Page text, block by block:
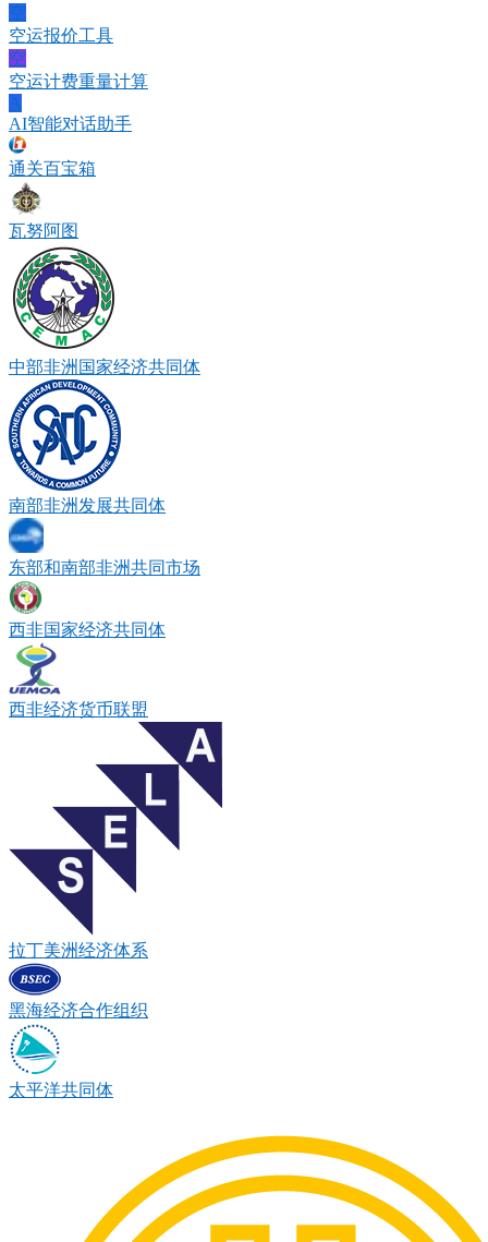
空
空运报价工具
空
空运计费重量计算
A
AI智能对话助手
通关百宝箱
瓦努阿图
中部非洲国家经济共同体
南部非洲发展共同体
东部和南部非洲共同市场
西非国家经济共同体
西非经济货币联盟
拉丁美洲经济体系
黑海经济合作组织
太平洋共同体